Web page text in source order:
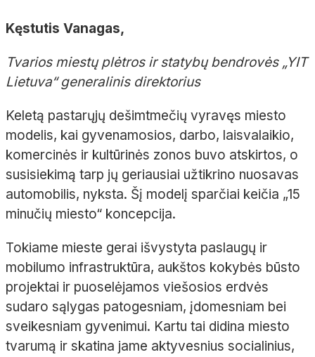
Kęstutis Vanagas,
Tvarios miestų plėtros ir statybų bendrovės „YIT
Lietuva“ generalinis direktorius
Keletą pastarųjų dešimtmečių vyravęs miesto
modelis, kai gyvenamosios, darbo, laisvalaikio,
komercinės ir kultūrinės zonos buvo atskirtos, o
susisiekimą tarp jų geriausiai užtikrino nuosavas
automobilis, nyksta. Šį modelį sparčiai keičia „15
minučių miesto“ koncepcija.
Tokiame mieste gerai išvystyta paslaugų ir
mobilumo infrastruktūra, aukštos kokybės būsto
projektai ir puoselėjamos viešosios erdvės
sudaro sąlygas patogesniam, įdomesniam bei
sveikesniam gyvenimui. Kartu tai didina miesto
tvarumą ir skatina jame aktyvesnius socialinius,